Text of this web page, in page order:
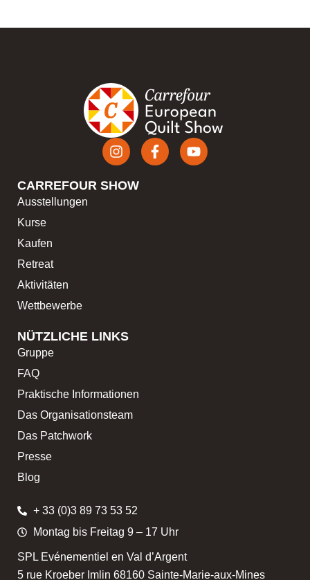
CARREFOUR SHOW
Ausstellungen
Kurse
Kaufen
Retreat
Aktivitäten
Wettbewerbe
NÜTZLICHE LINKS
Gruppe
FAQ
Praktische Informationen
Das Organisationsteam
Das Patchwork
Presse
Blog
+ 33 (0)3 89 73 53 52
Montag bis Freitag 9 – 17 Uhr
SPL Evénementiel en Val d’Argent
5 rue Kroeber Imlin 68160 Sainte-Marie-aux-Mines